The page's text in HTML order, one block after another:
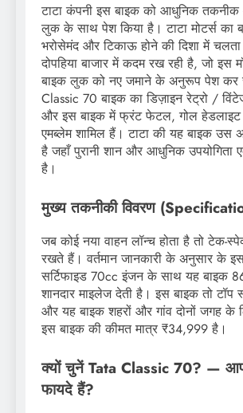
टाटा कंपनी इस बाइक को आधुनिक
लुक के साथ पेश किया है। टाटा मोटर्स का
भरोसेमंद और टिकाऊ होने की दिशा में चलता
दोपहिया बाजार में कदम रख रही है, जो इस
बाइक लुक को नए जमाने के अनुरूप पेश कर
Classic 70 बाइक का डिज़ाइन रेट्रो /
और इस बाइक में फ्रंट फेटल, गोल
एमब्लेम शामिल हैं। टाटा की यह बाइक उस
है जहाँ पुरानी शान और आधुनिक
है।
मुख्य तकनीकी विवरण
जब कोई नया वाहन लॉन्च होता है तो टेक-
रखते हैं। वर्तमान जानकारी के अनुसार के
सर्टिफाइड 70cc इंजन के साथ यह बाइक
शानदार माइलेज देती है। इस बाइक तो टॉप
और यह बाइक शहरों और गांव दोनों जगह के
इस बाइक की कीमत मात्र ₹34,999 है।
क्यों चुनें Tata Classic 70? —
फायदे हैं?